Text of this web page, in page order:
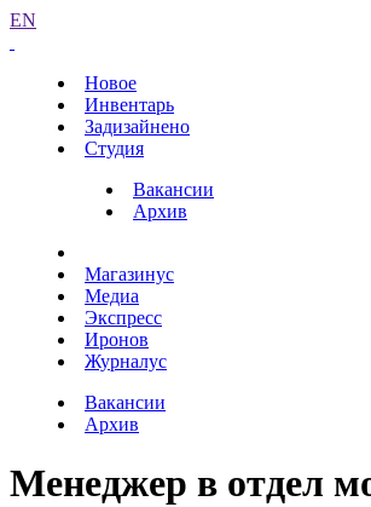
EN
Новое
Инвентарь
Задизайнено
Студия
Вакансии
Архив
Магазинус
Медиа
Экспресс
Иронов
Журналус
Вакансии
Архив
Менеджер в отдел